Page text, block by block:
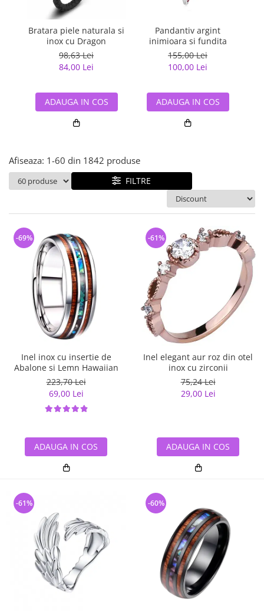
semipretioase
Bijuterii argint placat cu aur
Bijuterii argint cu diverse
Bijuterii de Lux
Bijuterii gotice si rock
Bijuterii Handmade
Bijuterii fantezie
Bijuterii tungsten
Solutii si lavete de curatare
bijuterii argint
Bratara piele naturala si
inox cu Dragon
98,63 Lei
84,00 Lei
ADAUGA IN COS
Pandantiv argint
inimioara si fundita
155,00 Lei
100,00 Lei
ADAUGA IN COS
Afiseaza: 1-60 din 1842 produse
FILTRE
Inel inox cu insertie de
Abalone si Lemn Hawaiian
223,70 Lei
69,00 Lei
-69%
ADAUGA IN COS
Inel elegant aur roz din otel
inox cu zirconii
75,24 Lei
29,00 Lei
-61%
ADAUGA IN COS
-61% -60%